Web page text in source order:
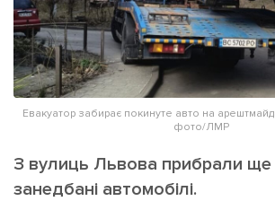
Інтерв'ю
Картки
Репортаж
Розслідування
Ініціативи
Прес-
Фото/
Made in
Евакуатор забирає покинуте авто на
фото/ЛМР
З вулиць Львова прибрали ще
занедбані автомобілі.